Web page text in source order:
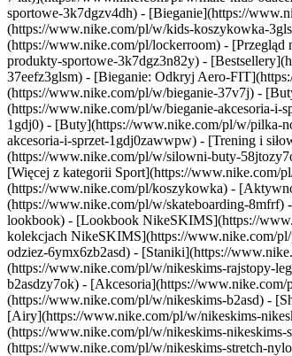
sportowe-3k7dgzv4dh) - [Bieganie](https://
(https://www.nike.com/pl/w/kids-koszykowka-
(https://www.nike.com/pl/lockerroom) -
produkty-sportowe-3k7dgz3n82y) -
37eefz3glsm) - [Bieganie: Odkryj Aero-
(https://www.nike.com/pl/w/bieganie-37v7j) -
(https://www.nike.com/pl/w/bieganie-akcesoria-i-
1gdj0) - [Buty](https://www.nike.com/pl/w/pilka-
akcesoria-i-sprzet-1gdj0zawwpw) - [Trening i
(https://www.nike.com/pl/w/silowni-buty-
[Więcej z kategorii Sport](https://
(https://www.nike.com/pl/koszykowka) -
(https://www.nike.com/pl/w/skateboarding-
lookbook) - [Lookbook NikeSKIMS](https://
kolekcjach NikeSKIMS](https://www.nike.com/
odziez-6ymx6zb2asd) - [Staniki](https://
(https://www.nike.com/pl/w/nikeskims-rajstopy-
b2asdzy7ok) - [Akcesoria](https://
(https://www.nike.com/pl/w/nikeskims-b2asd) -
[Airy](https://www.nike.com/pl/w/nikeskims-
(https://www.nike.com/pl/w/nikeskims-
(https://www.nike.com/pl/w/nikeskims-stretch-